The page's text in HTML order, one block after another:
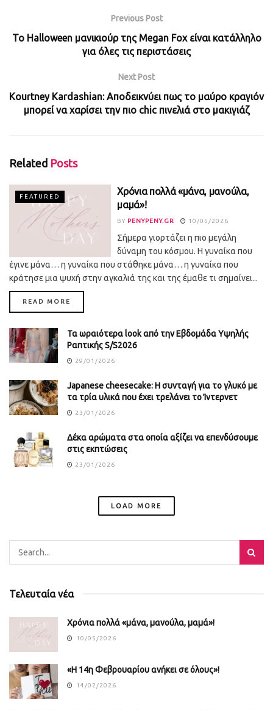
Previous Post
To Halloween μανικιούρ της Megan Fox είναι κατάλληλο
για όλες τις περιστάσεις
Next Post
Kourtney Kardashian: Αποδεικνύει πως το μαύρο κραγιόν
μπορεί να χαρίσει την πιο chic πινελιά στο μακιγιάζ
Related Posts
FEATURED
Χρόνια πολλά «μάνα, μανούλα,
μαμά»!
BY PENYPENY.GR 10/05/2026
Σήμερα γιορτάζει η πιο μεγάλη
δύναμη του κόσμου. Η γυναίκα που
έγινε μάνα… η γυναίκα που στάθηκε μάνα… η γυναίκα που
κράτησε μια ψυχή στην αγκαλιά της και της έμαθε τι σημαίνει...
READ MORE
Τα ωραιότερα look από την Εβδομάδα Υψηλής
Ραπτικής S/S2026
29/01/2026
Japanese cheesecake: Η συνταγή για το γλυκό με
τα τρία υλικά που έχει τρελάνει το Ίντερνετ
23/01/2026
Δέκα αρώματα στα οποία αξίζει να επενδύσουμε
στις εκπτώσεις
23/01/2026
LOAD MORE
Τελευταία νέα
Χρόνια πολλά «μάνα, μανούλα, μαμά»!
10/05/2026
«Η 14η Φεβρουαρίου ανήκει σε όλους»!
14/02/2026